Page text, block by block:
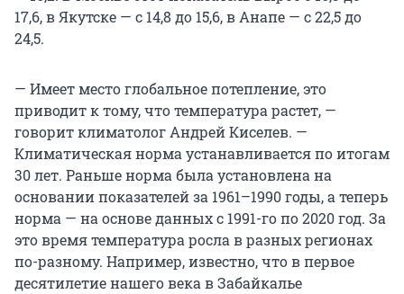
17,6, в Якутске — с 14,8 до 15,6, в Анапе — с 22,5 до
24,5.
— Имеет место глобальное потепление, это
приводит к тому, что температура растет, —
говорит климатолог Андрей Киселев. —
Климатическая норма устанавливается по итогам
30 лет. Раньше норма была установлена на
основании показателей за 1961–1990 годы, а теперь
норма — на основе данных с 1991-го по 2020 год. За
это время температура росла в разных регионах
по-разному. Например, известно, что в первое
десятилетие нашего века в Забайкалье